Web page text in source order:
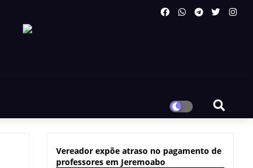
Vereador expõe atraso no pagamento de
professores em Jeremoabo